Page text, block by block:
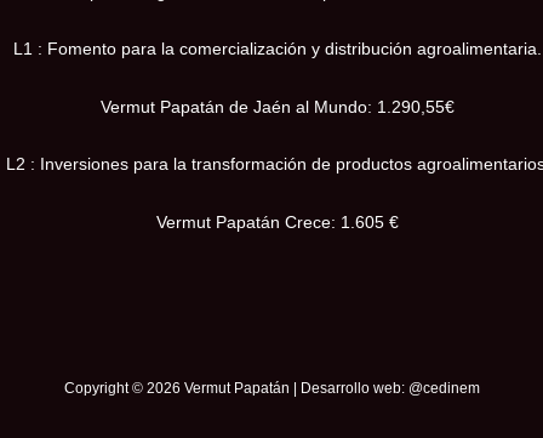
L1 : Fomento para la comercialización y distribución agroalimentaria.
Vermut Papatán de Jaén al Mundo: 1.290,55€
L2 : Inversiones para la transformación de productos
Vermut Papatán Crece: 1.605 €
Copyright © 2026 Vermut Papatán | Desarrollo web: @cedinem